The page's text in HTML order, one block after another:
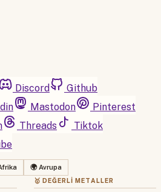
Discord
Github
Mastodon
Pinterest
Threads
Tiktok
🌍 Avrupa
🥇 DEĞERLI METALLER